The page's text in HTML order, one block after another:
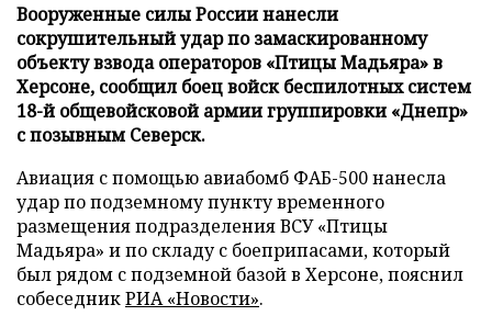
Вооруженные силы России нанесли
сокрушительный удар по замаскированному
объекту взвода операторов «Птицы Мадьяра» в
Херсоне, сообщил боец войск беспилотных систем
18-й общевойсковой армии группировки «Днепр»
с позывным Северск.
Авиация с помощью авиабомб ФАБ-500 нанесла
удар по подземному пункту временного
размещения подразделения ВСУ «Птицы
Мадьяра» и по складу с боеприпасами, который
был рядом с подземной базой в Херсоне, пояснил
собеседникРИА «Новости».